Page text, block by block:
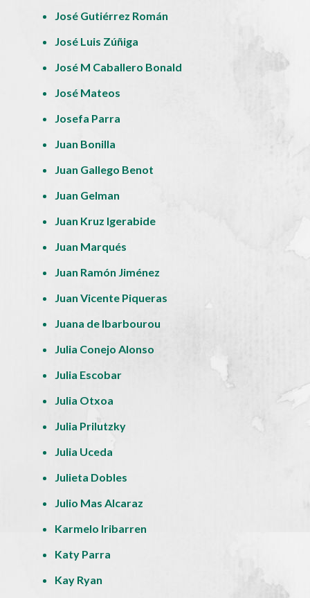
José Gutiérrez Román
José Luis Zúñiga
José M Caballero Bonald
José Mateos
Josefa Parra
Juan Bonilla
Juan Gallego Benot
Juan Gelman
Juan Kruz Igerabide
Juan Marqués
Juan Ramón Jiménez
Juan Vicente Piqueras
Juana de Ibarbourou
Julia Conejo Alonso
Julia Escobar
Julia Otxoa
Julia Prilutzky
Julia Uceda
Julieta Dobles
Julio Mas Alcaraz
Karmelo Iribarren
Katy Parra
Kay Ryan